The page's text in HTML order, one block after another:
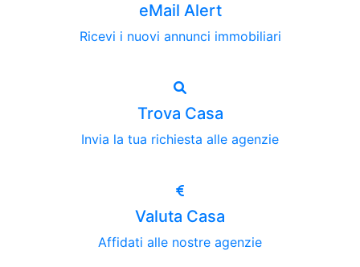
eMail Alert
Ricevi i nuovi annunci immobiliari
Trova Casa
Invia la tua richiesta alle agenzie
Valuta Casa
Affidati alle nostre agenzie